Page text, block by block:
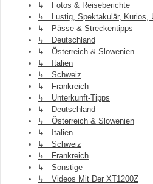
↳ Fotos & Reiseberichte
↳ Lustig, Spektakulär, Kurios,
↳ Pässe & Streckentipps
↳ Deutschland
↳ Österreich & Slowenien
↳ Italien
↳ Schweiz
↳ Frankreich
↳ Unterkunft-Tipps
↳ Deutschland
↳ Österreich & Slowenien
↳ Italien
↳ Schweiz
↳ Frankreich
↳ Sonstige
↳ Videos Mit Der XT1200Z